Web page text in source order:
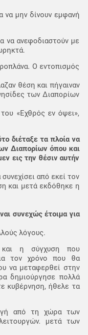
να μην δίνουν εμφανή
να ανεφοδιαστούν με
Ο εντοπισμός
θέση και πήγαιναν
των Διαπορίων
«Εχθρός εν όψει»,
διέταξε τα πλοία να
Διαπορίων όπου και
εις την θέσιν αυτήν
από εκεί τον
και μετά εκδόθηκε η
συνεχώς έτοιμα για
λόγους.
και η σύγχυση που
τον χρόνο που θα
να μεταφερθεί στην
δημιούργησε πολλά
κυβέρνηση, ήθελε τα
από τη χώρα των
μετά των